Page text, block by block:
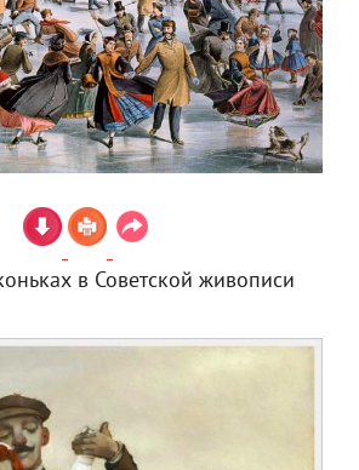
в Советской живописи